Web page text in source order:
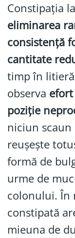
Constipația
eliminarea
consistență
cantitate
timp în litieră
observa
poziție
niciun scaun
reușește
formă de
urme de
colonului. În
constipată
mieuna de